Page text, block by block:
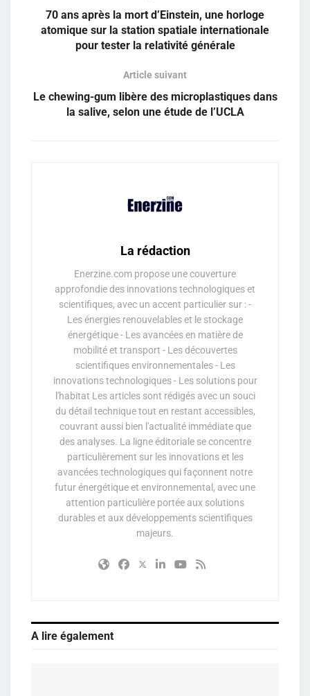
70 ans après la mort d’Einstein, une horloge
atomique sur la station spatiale internationale
pour tester la relativité générale
Article suivant
Le chewing-gum libère des microplastiques dans
la salive, selon une étude de l’UCLA
La rédaction
Enerzine.com propose une couverture
approfondie des innovations technologiques et
scientifiques, avec un accent particulier sur : -
Les énergies renouvelables et le stockage
énergétique - Les avancées en matière de
mobilité et transport - Les découvertes
scientifiques environnementales - Les
innovations technologiques - Les solutions pour
l'habitat Les articles sont rédigés avec un souci
du détail technique tout en restant accessibles,
couvrant aussi bien l'actualité immédiate que
des analyses. La ligne éditoriale se concentre
particulièrement sur les innovations et les
avancées technologiques qui façonnent notre
futur énergétique et environnemental, avec une
attention particulière portée aux solutions
durables et aux développements scientifiques
majeurs.
A lire également